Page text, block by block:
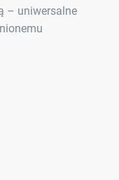
– uniwersalne